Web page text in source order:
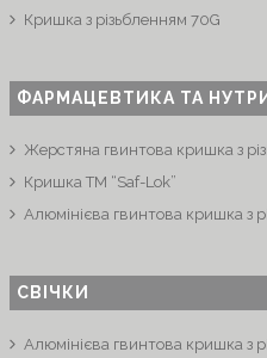
Кришка з різьбленням 70G
ФАРМАЦЕВТИКА ТА
Жерстяна гвинтова кришка з
Кришка ТМ “Saf-Lok”
Алюмінієва гвинтова кришка з
СВІЧКИ
Алюмінієва гвинтова кришка з